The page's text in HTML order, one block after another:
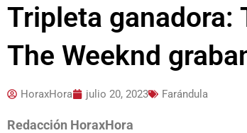
Tripleta ganadora:
The Weeknd
HoraxHora julio 20, 2023 Farándula
Redacción HoraxHora